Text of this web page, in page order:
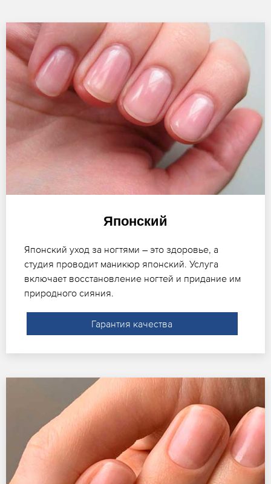
Японский
Японский уход за ногтями – это здоровье, а
студия проводит маникюр японский. Услуга
включает восстановление ногтей и придание им
природного сияния.
Гарантия качества